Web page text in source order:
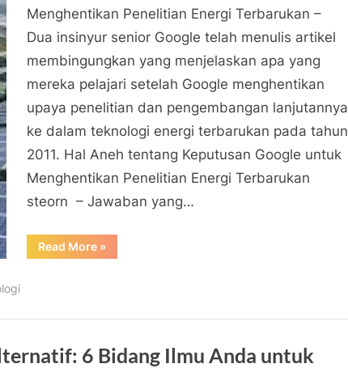
Menghentikan Penelitian Energi Terbarukan –
Dua insinyur senior Google telah menulis artikel
membingungkan yang menjelaskan apa yang
mereka pelajari setelah Google menghentikan
upaya penelitian dan pengembangan lanjutannya
ke dalam teknologi energi terbarukan pada tahun
2011. Hal Aneh tentang Keputusan Google untuk
Menghentikan Penelitian Energi Terbarukan
steorn – Jawaban yang…
Read More“Hal
Aneh
Terbarukan”
»
6 Bidang Ilmu Anda untuk